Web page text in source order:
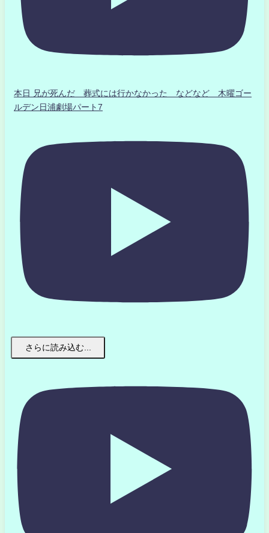
本日 兄が死んだ 葬式には行かなかった などなど 木曜ゴー
ルデン日浦劇場パート7
さらに読み込む...